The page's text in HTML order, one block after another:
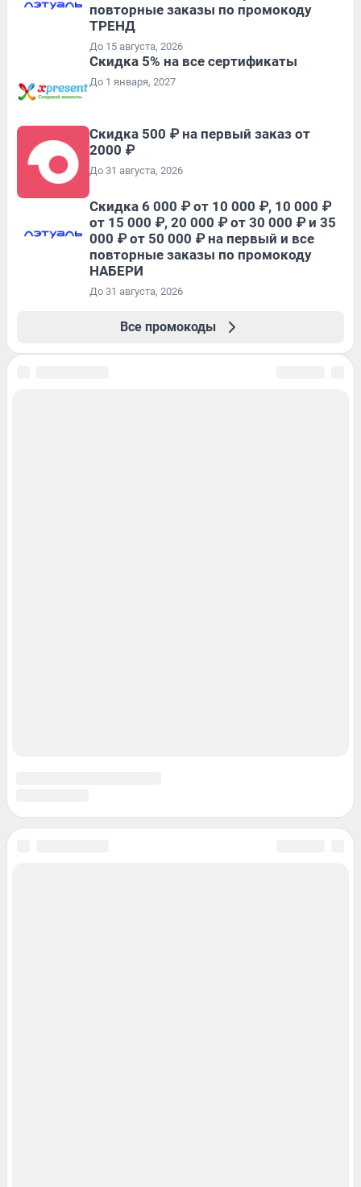
повторные заказы по промокоду
ТРЕНД
До 15 августа, 2026
Скидка 5% на все сертификаты
До 1 января, 2027
Скидка 500 ₽ на первый заказ от
2000 ₽
До 31 августа, 2026
Скидка 6 000 ₽ от 10 000 ₽, 10 000 ₽
от 15 000 ₽, 20 000 ₽ от 30 000 ₽ и 35
000 ₽ от 50 000 ₽ на первый и все
повторные заказы по промокоду
НАБЕРИ
До 31 августа, 2026
Все промокоды